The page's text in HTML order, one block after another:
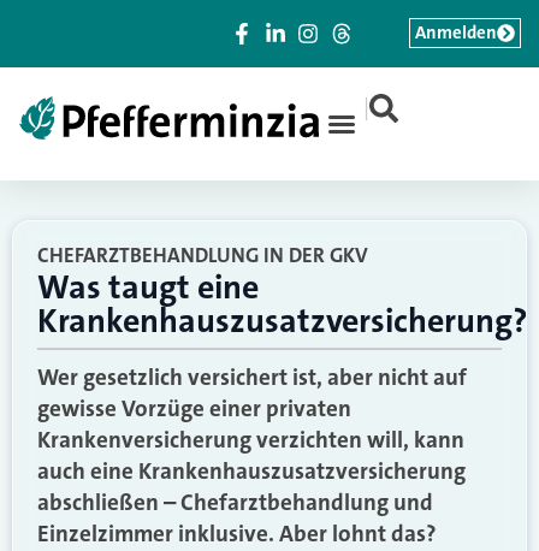
|
Anmelden
CHEFARZTBEHANDLUNG IN DER GKV
Was taugt eine
Krankenhauszusatzversicherung?
Wer gesetzlich versichert ist, aber nicht auf
gewisse Vorzüge einer privaten
Krankenversicherung verzichten will, kann
auch eine Krankenhauszusatzversicherung
abschließen – Chefarztbehandlung und
Einzelzimmer inklusive. Aber lohnt das?